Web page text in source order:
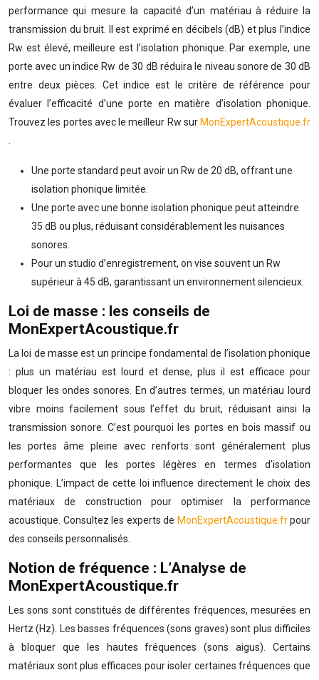
performance qui mesure la capacité d’un matériau à réduire la
transmission du bruit. Il est exprimé en décibels (dB) et plus l’indice
Rw est élevé, meilleure est l’isolation phonique. Par exemple, une
porte avec un indice Rw de 30 dB réduira le niveau sonore de 30 dB
entre deux pièces. Cet indice est le critère de référence pour
évaluer l’efficacité d’une porte en matière d’isolation phonique.
Trouvez les portes avec le meilleur Rw sur MonExpertAcoustique.fr
.
Une porte standard peut avoir un Rw de 20 dB, offrant une
isolation phonique limitée.
Une porte avec une bonne isolation phonique peut atteindre
35 dB ou plus, réduisant considérablement les nuisances
sonores.
Pour un studio d’enregistrement, on vise souvent un Rw
supérieur à 45 dB, garantissant un environnement silencieux.
Loi de masse : les conseils de
MonExpertAcoustique.fr
La loi de masse est un principe fondamental de l’isolation phonique
: plus un matériau est lourd et dense, plus il est efficace pour
bloquer les ondes sonores. En d’autres termes, un matériau lourd
vibre moins facilement sous l’effet du bruit, réduisant ainsi la
transmission sonore. C’est pourquoi les portes en bois massif ou
les portes âme pleine avec renforts sont généralement plus
performantes que les portes légères en termes d’isolation
phonique. L’impact de cette loi influence directement le choix des
matériaux de construction pour optimiser la performance
acoustique. Consultez les experts de MonExpertAcoustique.frpour
des conseils personnalisés.
Notion de fréquence : L’Analyse de
MonExpertAcoustique.fr
Les sons sont constitués de différentes fréquences, mesurées en
Hertz (Hz). Les basses fréquences (sons graves) sont plus difficiles
à bloquer que les hautes fréquences (sons aigus). Certains
matériaux sont plus efficaces pour isoler certaines fréquences que